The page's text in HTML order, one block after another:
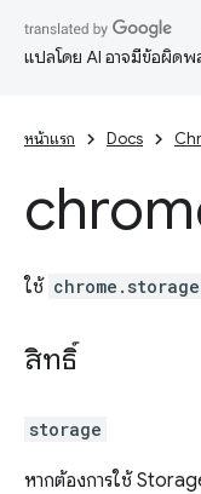
แปลโดย AI อาจมีข้อผิดพ
หน้าแรก Docs
ใช้ chrome.storage
สิทธิ์
storage
หากต้องการใช้